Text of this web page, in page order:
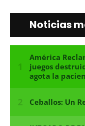
Noticias